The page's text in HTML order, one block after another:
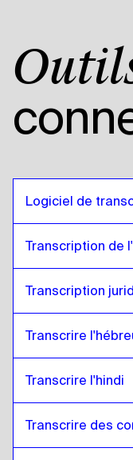
Logiciel de
Transcription de
Transcription
Transcrire
Transcrire l'hindi
Transcrire des